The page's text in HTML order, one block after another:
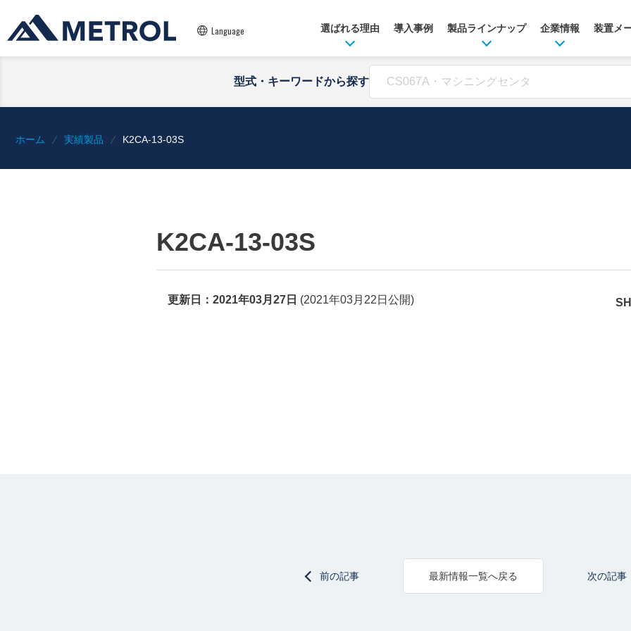
Language 選ばれる理由 導入事例 製品ラインナップ 企業情報 装置メ
型式・キーワードから探す
ホーム 実績製品 K2CA-13-03S
K2CA-13-03S
更新日： 2021年03月27日 (2021年03月22日 公開)
前の記事 最新情報一覧へ戻る 次の記事